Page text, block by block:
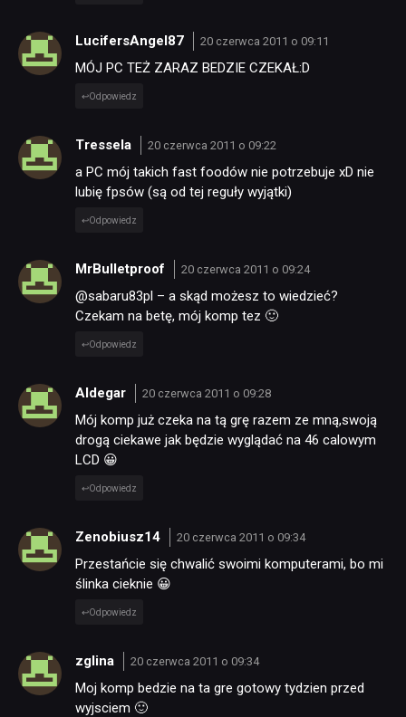
LucifersAngel87 20 czerwca 2011 o 09:11
MÓJ PC TEŻ ZARAZ BEDZIE CZEKAŁ:D
Odpowiedz
Tressela 20 czerwca 2011 o 09:22
a PC mój takich fast foodów nie potrzebuje xD nie
lubię fpsów (są od tej reguły wyjątki)
Odpowiedz
MrBulletproof 20 czerwca 2011 o 09:24
@sabaru83pl – a skąd możesz to wiedzieć?
Czekam na betę, mój komp tez 🙂
Odpowiedz
Aldegar 20 czerwca 2011 o 09:28
Mój komp już czeka na tą grę razem ze mną,swoją
drogą ciekawe jak będzie wyglądać na 46 calowym
LCD 😀
Odpowiedz
Zenobiusz14 20 czerwca 2011 o 09:34
Przestańcie się chwalić swoimi komputerami, bo mi
ślinka cieknie 😀
Odpowiedz
zglina 20 czerwca 2011 o 09:34
Moj komp bedzie na ta gre gotowy tydzien przed
wyjsciem 🙂